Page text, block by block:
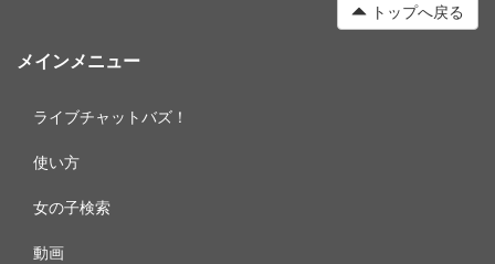
トップへ戻る
メインメニュー
ライブチャットバズ！
使い方
女の子検索
動画